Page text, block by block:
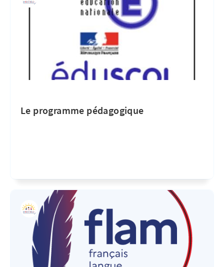
Le programme pédagogique